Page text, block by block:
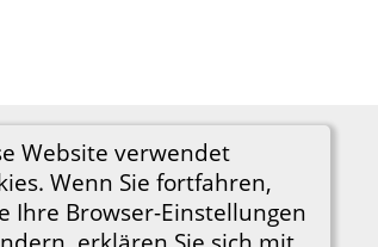
Website verwendet
Wenn Sie fortfahren,
Ihre Browser-Einstellungen